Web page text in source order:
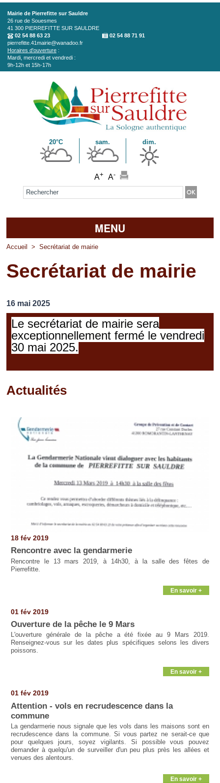
Aller au contenu principal
Mairie de Pierrefitte sur Sauldre
26 rue de Souesmes
41 300 PIERREFITTE SUR SAULDRE
02 54 88 63 23
02 54 88 71 91
pierrefitte.41mairie@wanadoo.fr
Horaires d'ouverture :
Mardi, mercredi et vendredi :
9h-12h et 15h-17h
20°C sam. dim.
A+ A-
Formulaire de recherche
MENU
Accueil
La mairie
Vie pratique
Vos professionnels
Loisirs
Accueil > Secrétariat de mairie
Secrétariat de mairie
16 mai 2025
Le secrétariat de mairie sera
exceptionnellement fermé le vendredi
30 mai 2025.
Actualités
18 fév 2019
Rencontre avec la gendarmerie
Rencontre le 13 mars 2019, à 14h30, à la salle des fêtes de
Pierrefitte.
En savoir +
01 fév 2019
Ouverture de la pêche le 9 Mars
L'ouverture générale de la pêche a été fixée au 9 Mars 2019.
Renseignez-vous sur les dates plus spécifiques selons les divers
poissons.
En savoir +
01 fév 2019
Attention - vols en recrudescence dans la
commune
La gendarmerie nous signale que les vols dans les maisons sont en
recrudescence dans la commune. Si vous partez ne serait-ce que
pour quelques jours, soyez vigilants. Si possible vous pouvez
demander à quelqu'un de surveiller d'un peu plus près les allées et
venues des alentours.
En savoir +
Pages